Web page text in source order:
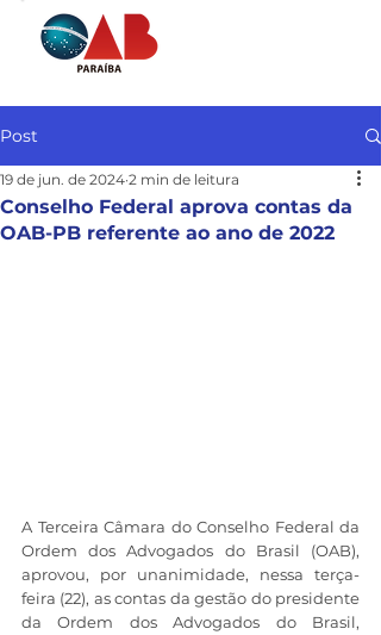
Post
Conselho Federal aprova contas da
OAB-PB referente ao ano de 2022
19 de jun. de 2024 2 min de leitura
A Terceira Câmara do Conselho Federal da
Ordem dos Advogados do Brasil (OAB),
aprovou, por unanimidade, nessa terça-
feira (22), as contas da gestão do presidente
da Ordem dos Advogados do Brasil,